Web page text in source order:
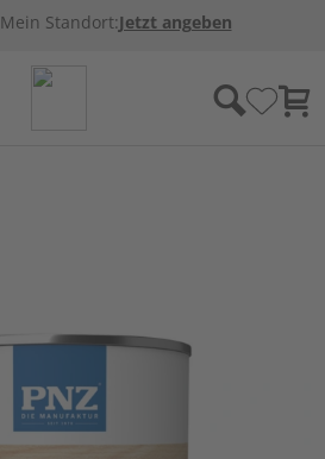
Mein Standort:Jetzt angeben